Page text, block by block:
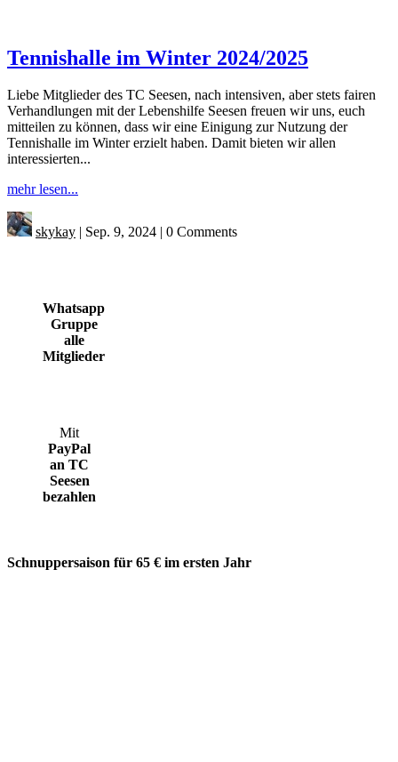
Tennishalle im Winter 2024/2025
Liebe Mitglieder des TC Seesen, nach intensiven, aber stets fairen
Verhandlungen mit der Lebenshilfe Seesen freuen wir uns, euch
mitteilen zu können, dass wir eine Einigung zur Nutzung der
Tennishalle im Winter erzielt haben. Damit bieten wir allen
interessierten...
mehr lesen...
skykay | Sep. 9, 2024 | 0 Comments
Whatsapp
Gruppe
alle
Mitglieder
Mit
PayPal
an TC
Seesen
bezahlen
Schnuppersaison für 65 € im ersten Jahr